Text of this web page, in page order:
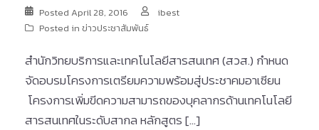
Posted April 28, 2016
ibest
Posted in ข่าวประชาสัมพันธ์
สำนักวิทยบริการและเทคโนโลยีสารสนเทศ (สวส.) กำหนด
จัดอบรมโครงการเตรียมความพร้อมสู่ประชาคมอาเซียน
โครงการเพิ่มขีดความสามารถของบุคลากรด้านเทคโนโลยี
สารสนเทศในระดับสากล หลักสูตร […]